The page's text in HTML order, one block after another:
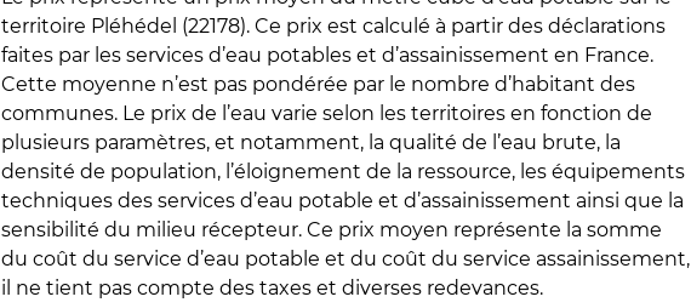
territoire Pléhédel (22178). Ce prix est calculé à partir des déclarations
faites par les services d’eau potables et d’assainissement en France.
Cette moyenne n’est pas pondérée par le nombre d’habitant des
communes. Le prix de l’eau varie selon les territoires en fonction de
plusieurs paramètres, et notamment, la qualité de l’eau brute, la
densité de population, l’éloignement de la ressource, les équipements
techniques des services d’eau potable et d’assainissement ainsi que la
sensibilité du milieu récepteur. Ce prix moyen représente la somme
du coût du service d’eau potable et du coût du service assainissement,
il ne tient pas compte des taxes et diverses redevances.